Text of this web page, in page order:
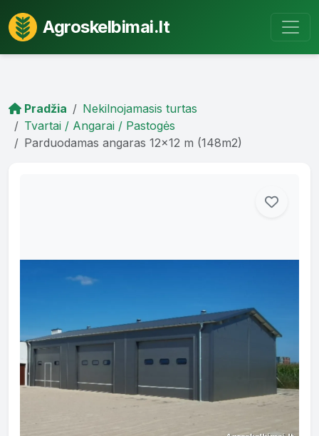
Agroskelbimai.lt
Pradžia
Nekilnojamasis turtas
Tvartai / Angarai / Pastogės
Parduodamas angaras 12x12 m (148m2)